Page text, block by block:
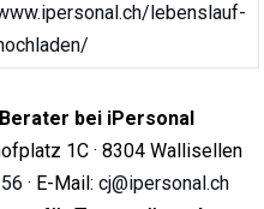
lebenslauf-
bei iPersonal
1C · 8304 Wallisellen
· E-Mail: cj@ipersonal.ch